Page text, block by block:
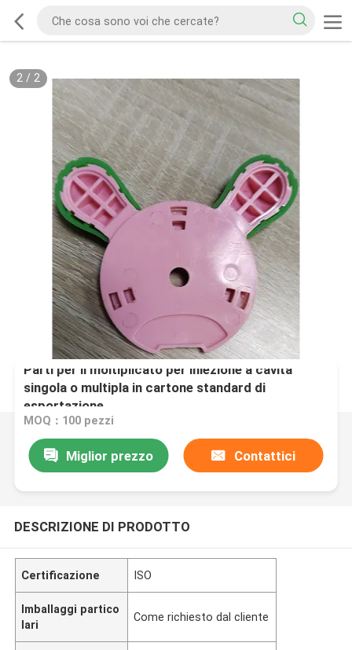
2/ 2
Parti per il moltiplicato per iniezione a cavità
singola o multipla in cartone standard di
esportazione
MOQ：100 pezzi
Miglior prezzo Contattici
DESCRIZIONE DI PRODOTTO
Certificazione ISO
Imballaggi partico
lari
Come richiesto dal cliente